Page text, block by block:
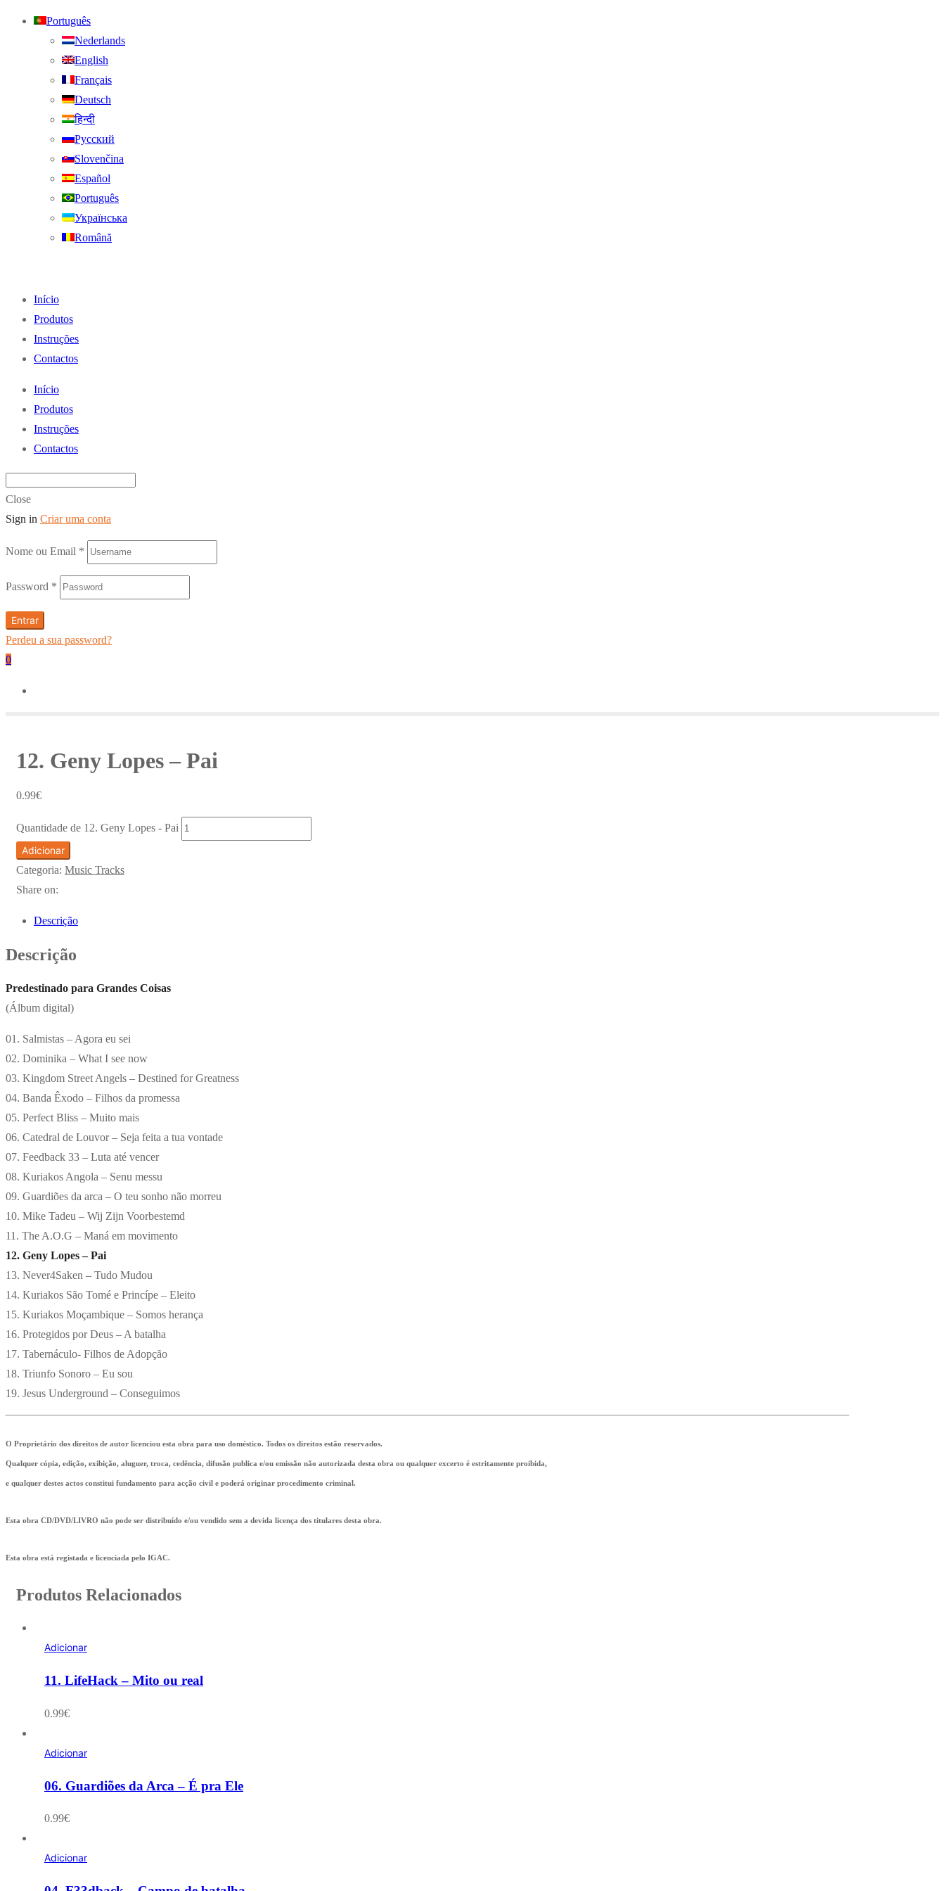
Português
Nederlands
English
Français
Deutsch
हिन्दी
Русский
Slovenčina
Español
Português
Українська
Română
Início
Produtos
Instruções
Contactos
Início
Produtos
Instruções
Contactos
Close
Sign in Criar uma conta
Nome ou Email *
Password *
Entrar
Perdeu a sua password?
0
12. Geny Lopes – Pai
0.99€
Quantidade de 12. Geny Lopes - Pai
Adicionar
Categoria: Music Tracks
Share on:
Descrição
Descrição
Predestinado para Grandes Coisas
(Álbum digital)
01. Salmistas – Agora eu sei
02. Dominika – What I see now
03. Kingdom Street Angels – Destined for Greatness
04. Banda Êxodo – Filhos da promessa
05. Perfect Bliss – Muito mais
06. Catedral de Louvor – Seja feita a tua vontade
07. Feedback 33 – Luta até vencer
08. Kuriakos Angola – Senu messu
09. Guardiões da arca – O teu sonho não morreu
10. Mike Tadeu – Wij Zijn Voorbestemd
11. The A.O.G – Maná em movimento
12. Geny Lopes – Pai
13. Never4Saken – Tudo Mudou
14. Kuriakos São Tomé e Princípe – Eleito
15. Kuriakos Moçambique – Somos herança
16. Protegidos por Deus – A batalha
17. Tabernáculo- Filhos de Adopção
18. Triunfo Sonoro – Eu sou
19. Jesus Underground – Conseguimos
O Proprietário dos direitos de autor licenciou esta obra para uso doméstico. Todos os direitos estão reservados.
Qualquer cópia, edição, exibição, aluguer, troca, cedência, difusão publica e/ou emissão não autorizada desta obra ou qualquer excerto é estritamente proibida,
e qualquer destes actos constitui fundamento para acção civil e poderá originar procedimento criminal.
Esta obra CD/DVD/LIVRO não pode ser distribuído e/ou vendido sem a devida licença dos titulares desta obra.
Esta obra está registada e licenciada pelo IGAC.
Produtos Relacionados
Adicionar
11. LifeHack – Mito ou real
0.99€
Adicionar
06. Guardiões da Arca – É pra Ele
0.99€
Adicionar